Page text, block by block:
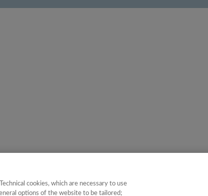
cookies, which are necessary to use
options of the website to be tailored;